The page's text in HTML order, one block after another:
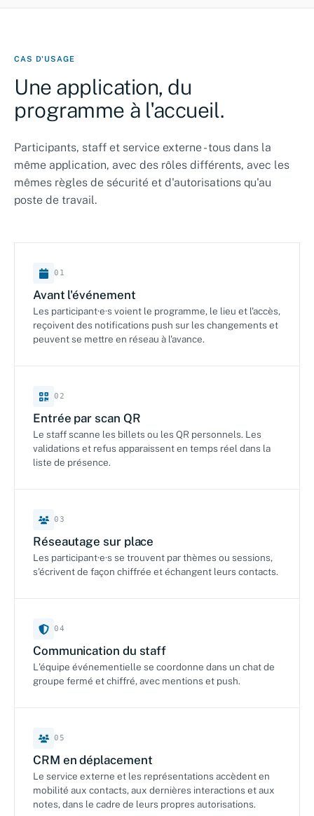
CAS D'USAGE
Une application, du
programme à l'accueil.
Participants, staff et service externe - tous dans la
même application, avec des rôles différents, avec les
mêmes règles de sécurité et d'autorisations qu'au
poste de travail.
01
Avant l'événement
Les participant·e·s voient le programme, le lieu et l'accès,
reçoivent des notifications push sur les changements et
peuvent se mettre en réseau à l'avance.
02
Entrée par scan QR
Le staff scanne les billets ou les QR personnels. Les
validations et refus apparaissent en temps réel dans la
liste de présence.
03
Réseautage sur place
Les participant·e·s se trouvent par thèmes ou sessions,
s'écrivent de façon chiffrée et échangent leurs contacts.
04
Communication du staff
L'équipe événementielle se coordonne dans un chat de
groupe fermé et chiffré, avec mentions et push.
05
CRM en déplacement
Le service externe et les représentations accèdent en
mobilité aux contacts, aux dernières interactions et aux
notes, dans le cadre de leurs propres autorisations.